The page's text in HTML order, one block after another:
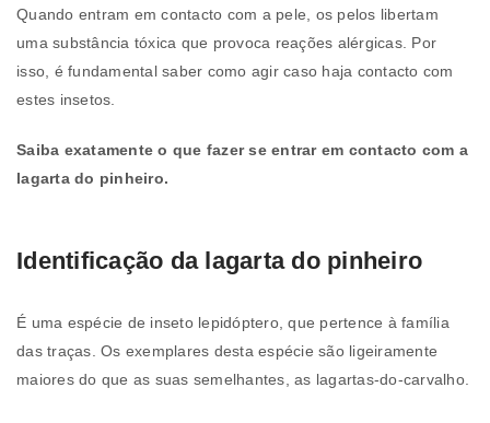
Quando entram em contacto com a pele, os pelos libertam
uma substância tóxica que provoca reações alérgicas. Por
isso, é fundamental saber como agir caso haja contacto com
estes insetos.
Saiba exatamente o que fazer se entrar em contacto com a
lagarta do pinheiro.
Identificação da lagarta do pinheiro
É uma espécie de inseto lepidóptero, que pertence à família
das traças. Os exemplares desta espécie são ligeiramente
maiores do que as suas semelhantes, as lagartas-do-carvalho.